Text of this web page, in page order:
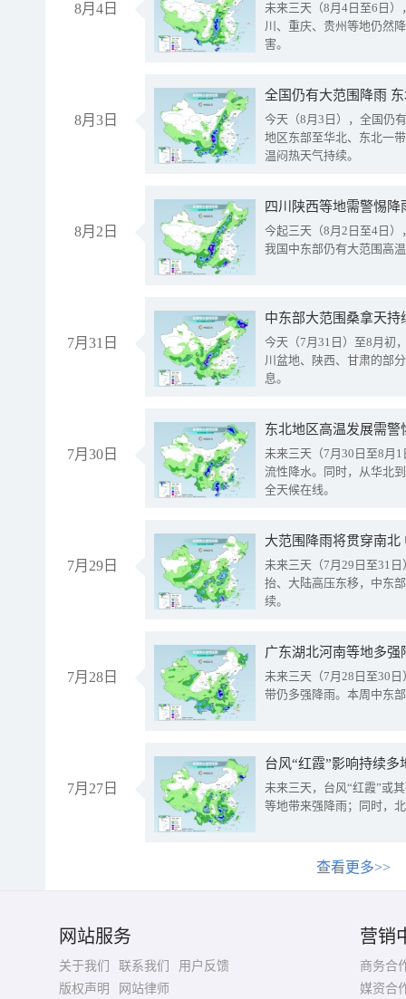
8月4日
未来三天（8月4日至6日
川、重庆、贵州等地仍然
害。
8月3日
全国仍有大范围降雨
今天（8月3日），全国仍
地区东部至华北、东北一
温闷热天气持续。
8月2日
今起三天（8月2日至4日
我国中东部仍有大范围高
7月31日
中东部大范围桑拿天
今天（7月31日）至8月初
川盆地、陕西、甘肃的部
息。
7月30日
东北地区高温发展需
未来三天（7月30日至8月
流性降水。同时，从华北
全天候在线。
7月29日
大范围降雨将贯穿南
未来三天（7月29日至31
抬、大陆高压东移，中东
续。
7月28日
广东湖北河南等地多
未来三天（7月28日至30
带仍多强降雨。本周中东
7月27日
台风“红霞”影响持续
未来三天，台风“红霞”或
等地带来强降雨；同时，
查看更多>>
网站服务
关于我们 联系我们
用户反馈
版权声明
网站律师
营销
商务合
媒资合